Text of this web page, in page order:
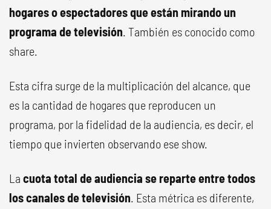
hogares o espectadores que están mirando un
programa de televisión. También es conocido como
share.
Esta cifra surge de la multiplicación del alcance, que
es la cantidad de hogares que reproducen un
programa, por la fidelidad de la audiencia, es decir, el
tiempo que invierten observando ese show.
La cuota total de audiencia se reparte entre todos
los canales de televisión. Esta métrica es diferente,